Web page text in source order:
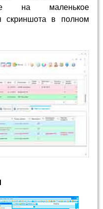
на маленькое
скриншота в полном